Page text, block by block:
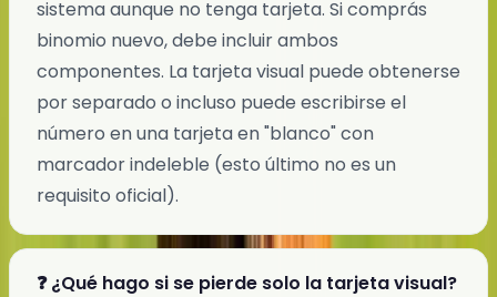
sistema aunque no tenga tarjeta. Si comprás
binomio nuevo, debe incluir ambos
componentes. La tarjeta visual puede obtenerse
por separado o incluso puede escribirse el
número en una tarjeta en "blanco" con
marcador indeleble (esto último no es un
requisito oficial).
❓ ¿Qué hago si se pierde solo la tarjeta visual?